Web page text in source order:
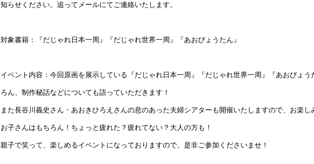
知らせください。追ってメールにてご連絡いたします。
対象書籍：『だじゃれ日本一周』『だじゃれ世界一周』『あおびょうたん』
イベント内容：今回原画を展示している『だじゃれ日本一周』『だじゃれ世界一周』『あおびょ
ろん、制作秘話などについても語っていただきます！
また長谷川義史さん・あおきひろえさんの息のあった夫婦シアターも開催いたしますので、お楽し
お子さんはもちろん！ちょっと疲れた？疲れてない？大人の方も！
親子で笑って、楽しめるイベントになっておりますので、是非ご参加くださいませ！